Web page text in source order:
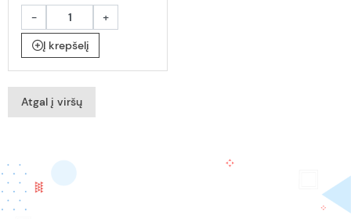
-
+
Į krepšelį
Atgal į viršų